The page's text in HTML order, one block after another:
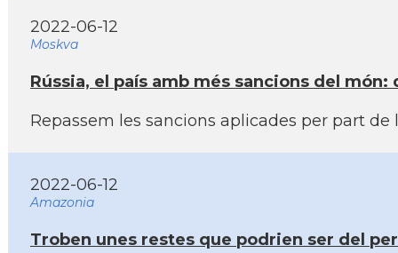
2022-06-12
Moskva
Rússia, el paí­s amb més sancions del
Repassem les sancions aplicades per part
2022-06-12
Amazonia
Troben unes restes que podrien ser del